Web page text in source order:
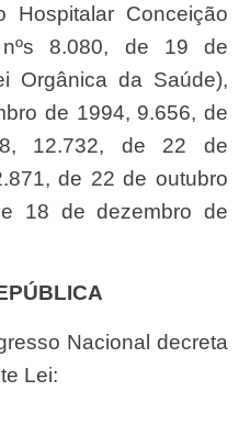
Conceição
8.080, de 19 de
Orgânica da Saúde),
de 1994, 9.656, de
12.732, de 22 de
de 22 de outubro
18 de dezembro de
Lei: